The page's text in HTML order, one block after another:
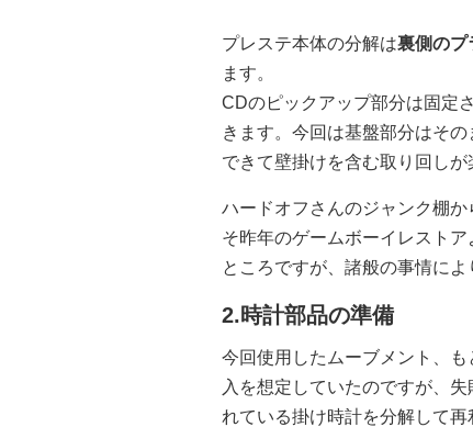
プレステ本体の分解は裏側のプ
ます。
CDのピックアップ部分は固定
きます。今回は基盤部分はそ
できて壁掛けを含む取り回しが
ハードオフさんのジャンク棚
そ昨年のゲームボーイレスト
ところですが、諸般の事情に
2.時計部品の準備
今回使用したムーブメント、
入を想定していたのですが、
れている掛け時計を分解して再